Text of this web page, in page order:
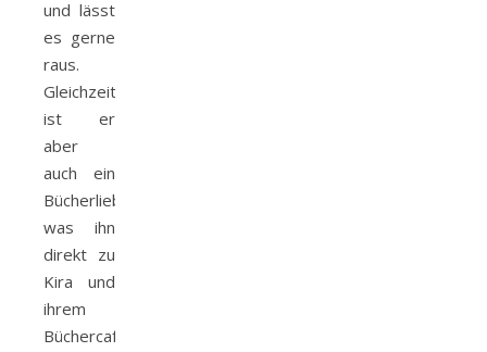
und lässt
es gerne
raus.
Gleichzeitig
ist er
aber
auch ein
Bücherliebhaber,
was ihn
direkt zu
Kira und
ihrem
Büchercafé